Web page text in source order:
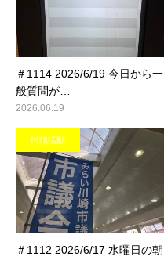
＃1114 2026/6/19 今日から一
般質問が…
2026.06.19
街頭活動
＃1112 2026/6/17 水曜日の朝